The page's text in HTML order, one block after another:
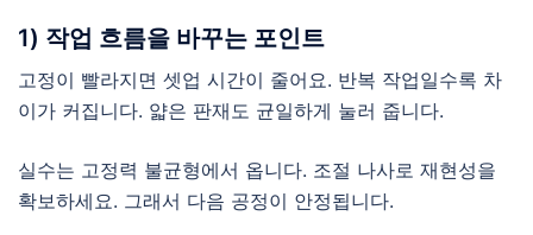
1) 작업 흐름을 바꾸는 포인트
고정이 빨라지면 셋업 시간이 줄어요. 반복 작업일수록 차
이가 커집니다. 얇은 판재도 균일하게 눌러 줍니다.
실수는 고정력 불균형에서 옵니다. 조절 나사로 재현성을
확보하세요. 그래서 다음 공정이 안정됩니다.